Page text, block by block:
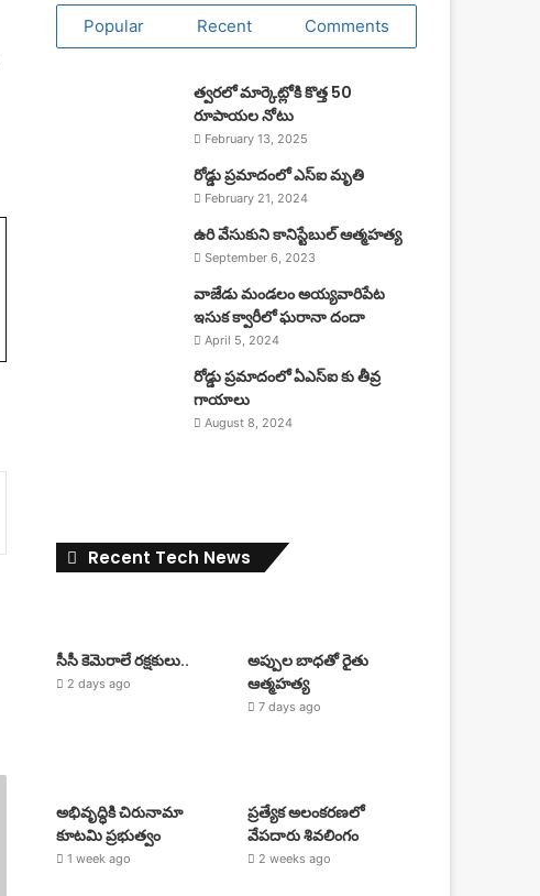
Popular Recent Comments
త్వరలో మార్కెట్లోకి కొత్త 50
రూపాయల నోటు
February 13, 2025
రోడ్డు ప్రమాదంలో ఎస్ఐ మృతి
February 21, 2024
ఉరి వేసుకుని కానిస్టేబుల్ ఆత్మహత్య
September 6, 2023
వాజేడు మండలం అయ్యవారిపేట
ఇసుక క్వారీలో ఘరానా దందా
April 5, 2024
రోడ్డు ప్రమాదంలో ఏఎస్ఐ కు తీవ్ర
గాయాలు
August 8, 2024
Recent Tech News
సీసీ కెమెరాలే రక్షకులు..
2 days ago
అప్పుల బాధతో రైతు
ఆత్మహత్య
7 days ago
అభివృద్ధికి చిరునామా
కూటమి ప్రభుత్వం
1 week ago
ప్రత్యేక అలంకరణలో
వేపదారు శివలింగం
2 weeks ago